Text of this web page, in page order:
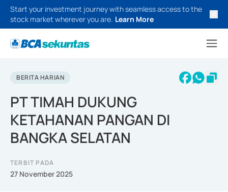
Start your investment journey with seamless access to the
stock market wherever you are. Learn More
BERITA HARIAN
PT TIMAH DUKUNG
KETAHANAN PANGAN DI
BANGKA SELATAN
TERBIT PADA
27 November 2025